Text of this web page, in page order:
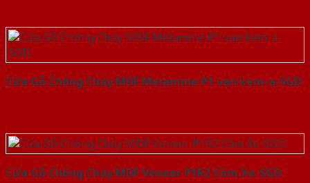
Cửa Gỗ Chống Cháy MDF Melamine P1 van kem-a-SGD
Cửa Gỗ Chống Cháy MDF Veneer P1R2 Căm Xe-SGD